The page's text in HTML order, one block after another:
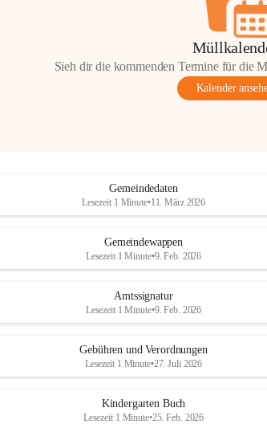
Sieh dir die kommenden Termine für die
Kalender
Gemeindedaten
Lesezeit 1 Minute•11. März 2026
Gemeindewappen
Lesezeit 1 Minute•9. Feb. 2026
Amtssignatur
Lesezeit 1 Minute•9. Feb. 2026
Gebühren und Verordnungen
Lesezeit 1 Minute•27. Juli 2026
Kindergarten Buch
Lesezeit 1 Minute•25. Feb. 2026